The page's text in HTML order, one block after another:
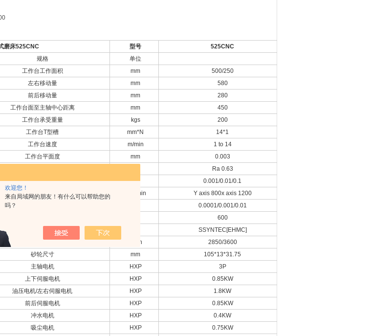
欢迎您！
来自局域网的朋友！有什么可以帮助您的
吗？
磨床525CNC 型号
525CNC
规格
单位
工作台工作面积 mm
500/250
左右移动量
mm
580
前后移动量
mm
280
工作台面至主轴中心距离
mm
450
工作台承受重量
kgs 200
工作台T型槽 mm*N
14*1
工作台速度
m/min
1 to 14
工作台平面度
mm
0.003
Ra 0.63
MPG进给量
mm
0.001/0.01/0.1
MPG进给速度
mm/min Y axis 800x axis 1200
0.0001/0.001/0.01
600
SSYNTEC[EHMC]
r/min
2850/3600
砂轮尺寸
mm 105*13*31.75
主轴电机 HXP
3P
上下伺服电机
HXP
0.85KW
油压电机/左右伺服电机
HXP
1.8KW
前后伺服电机
HXP
0.85KW
冲水电机
HXP
0.4KW
吸尘电机
HXP 0.75KW